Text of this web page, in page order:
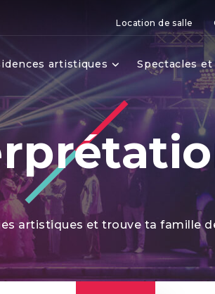
Location de salle
artistiques Spectacles
artistiques et trouve ta famille